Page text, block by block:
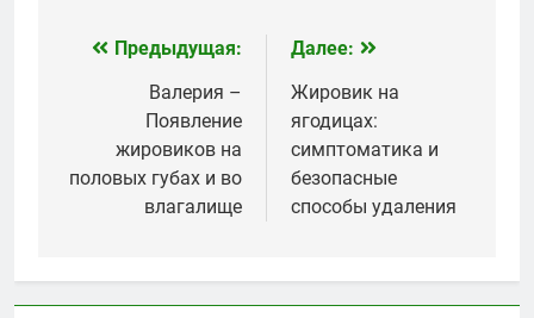
Навигация
записям
Предыдущая:
Валерия –
Появление
жировиков на
половых губах и во
влагалище
Далее:
Жировик на
ягодицах:
симптоматика и
безопасные
способы удаления